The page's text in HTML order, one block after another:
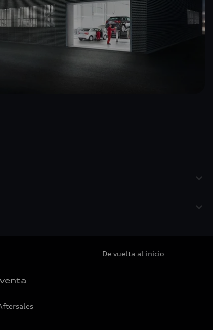
De vuelta al inicio